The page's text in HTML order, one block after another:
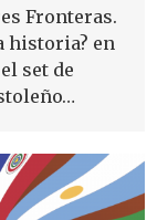
Fronteras.
historia? en
set de